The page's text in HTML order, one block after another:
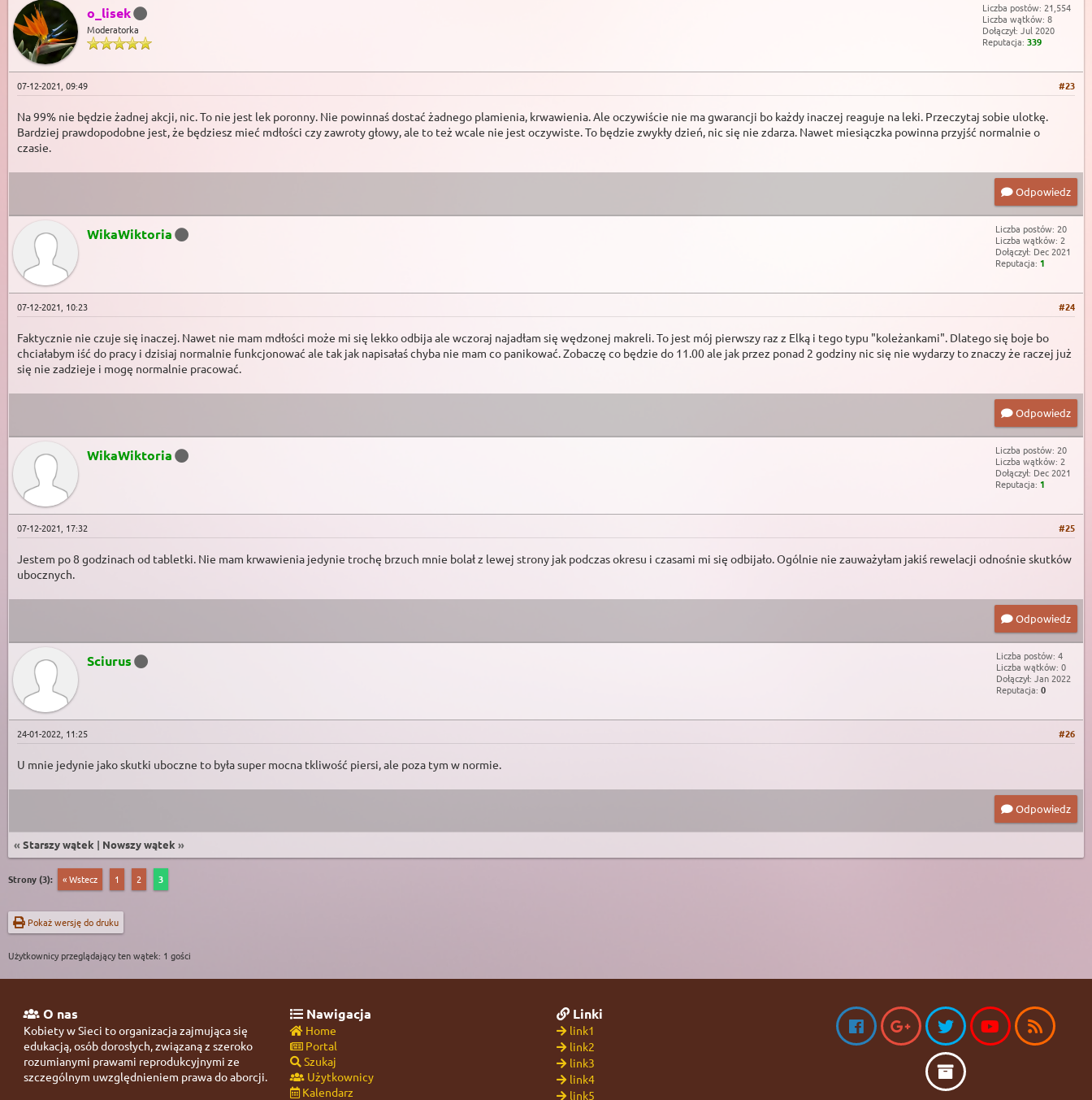
o_lisek
Moderatorka
Liczba postów: 21,554
Liczba wątków: 8
Dołączył: Jul 2020
Reputacja: 339
#23
07-12-2021, 09:49
Na 99% nie będzie żadnej akcji, nic. To nie jest lek poronny. Nie powinnaś dostać żadnego plamienia, krwawienia. Ale oczywiście nie ma gwarancji bo każdy inaczej reaguje na leki. Przeczytaj sobie ulotkę.
Bardziej prawdopodobne jest, że będziesz mieć mdłości czy zawroty głowy, ale to też wcale nie jest oczywiste. To będzie zwykły dzień, nic się nie zdarza. Nawet miesiączka powinna przyjść normalnie o
czasie.
Odpowiedz
WikaWiktoria
Liczba postów: 20
Liczba wątków: 2
Dołączył: Dec 2021
Reputacja: 1
#24
07-12-2021, 10:23
Faktycznie nie czuje się inaczej. Nawet nie mam mdłości może mi się lekko odbija ale wczoraj najadłam się wędzonej makreli. To jest mój pierwszy raz z Elką i tego typu "koleżankami". Dlatego się boje bo
chciałabym iść do pracy i dzisiaj normalnie funkcjonować ale tak jak napisałaś chyba nie mam co panikować. Zobaczę co będzie do 11.00 ale jak przez ponad 2 godziny nic się nie wydarzy to znaczy że raczej już
się nie zadzieje i mogę normalnie pracować.
Odpowiedz
WikaWiktoria
Liczba postów: 20
Liczba wątków: 2
Dołączył: Dec 2021
Reputacja: 1
#25
07-12-2021, 17:32
Jestem po 8 godzinach od tabletki. Nie mam krwawienia jedynie trochę brzuch mnie bolał z lewej strony jak podczas okresu i czasami mi się odbijało. Ogólnie nie zauważyłam jakiś rewelacji odnośnie skutków
ubocznych.
Odpowiedz
Sciurus
Liczba postów: 4
Liczba wątków: 0
Dołączył: Jan 2022
Reputacja: 0
#26
24-01-2022, 11:25
U mnie jedynie jako skutki uboczne to była super mocna tkliwość piersi, ale poza tym w normie.
Odpowiedz
« Starszy wątek | Nowszy wątek »
Strony (3): « Wstecz 1 2 3
Pokaż wersję do druku
Użytkownicy przeglądający ten wątek: 1 gości
O nas
Kobiety w Sieci to organizacja zajmująca się
edukacją, osób dorosłych, związaną z szeroko
rozumianymi prawami reprodukcyjnymi ze
szczególnym uwzględnieniem prawa do aborcji.
Nawigacja
Home
Portal
Szukaj
Użytkownicy
Kalendarz
Linki
link1
link2
link3
link4
link5